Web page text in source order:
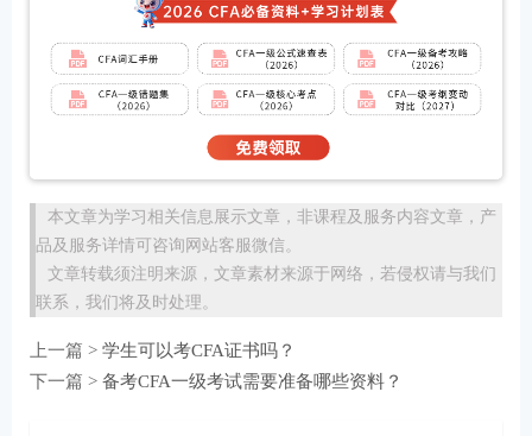
本文章为学习相关信息展示文章，非课程及服务内容文章，产
品及服务详情可咨询网站客服微信。
文章转载须注明来源，文章素材来源于网络，若侵权请与我们
联系，我们将及时处理。
上一篇 > 学生可以考CFA证书吗？
下一篇 > 备考CFA一级考试需要准备哪些资料？